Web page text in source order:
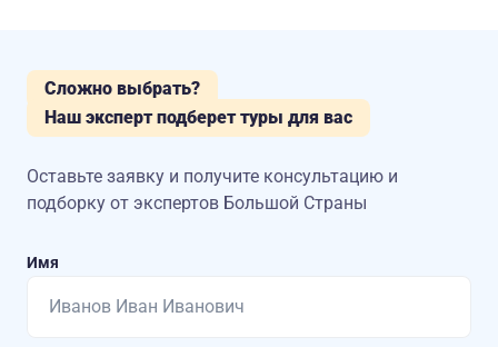
Сложно выбрать?
Наш эксперт подберет туры для вас
Оставьте заявку и получите консультацию и
подборку от экспертов Большой Страны
Имя